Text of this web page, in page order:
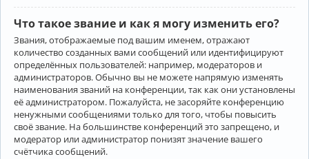
Что такое звание и как я могу изменить его?
Звания, отображаемые под вашим именем, отражают
количество созданных вами сообщений или идентифицируют
определённых пользователей: например, модераторов и
администраторов. Обычно вы не можете напрямую изменять
наименования званий на конференции, так как они установлены
её администратором. Пожалуйста, не засоряйте конференцию
ненужными сообщениями только для того, чтобы повысить
своё звание. На большинстве конференций это запрещено, и
модератор или администратор понизят значение вашего
счётчика сообщений.